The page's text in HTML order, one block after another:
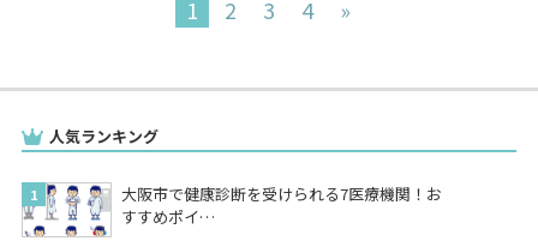
1 2 3 4 »
人気ランキング
大阪市で健康診断を受けられる7医療機関！お
すすめポイ…